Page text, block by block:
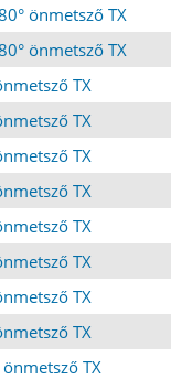
önmetsző TX
önmetsző TX
TX
TX
TX
TX
TX
TX
TX
TX
TX